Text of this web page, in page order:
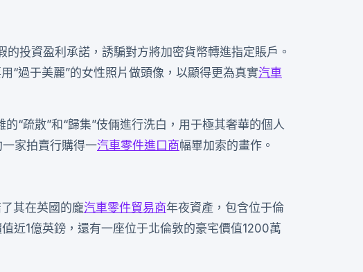
的投資盈利承諾，誘騙對方將加密貨幣轉進指定賬戶。
“過于美麗”的女性照片做頭像，以顯得更為真實汽車
“疏散”和“歸集”伎倆進行洗白，用于極其奢華的個人
家拍賣行購得一汽車零件進口商幅畢加索的畫作。
其在英國的龐汽車零件貿易商年夜資產，包含位于倫
近1億英鎊，還有一座位于北倫敦的豪宅價值1200萬